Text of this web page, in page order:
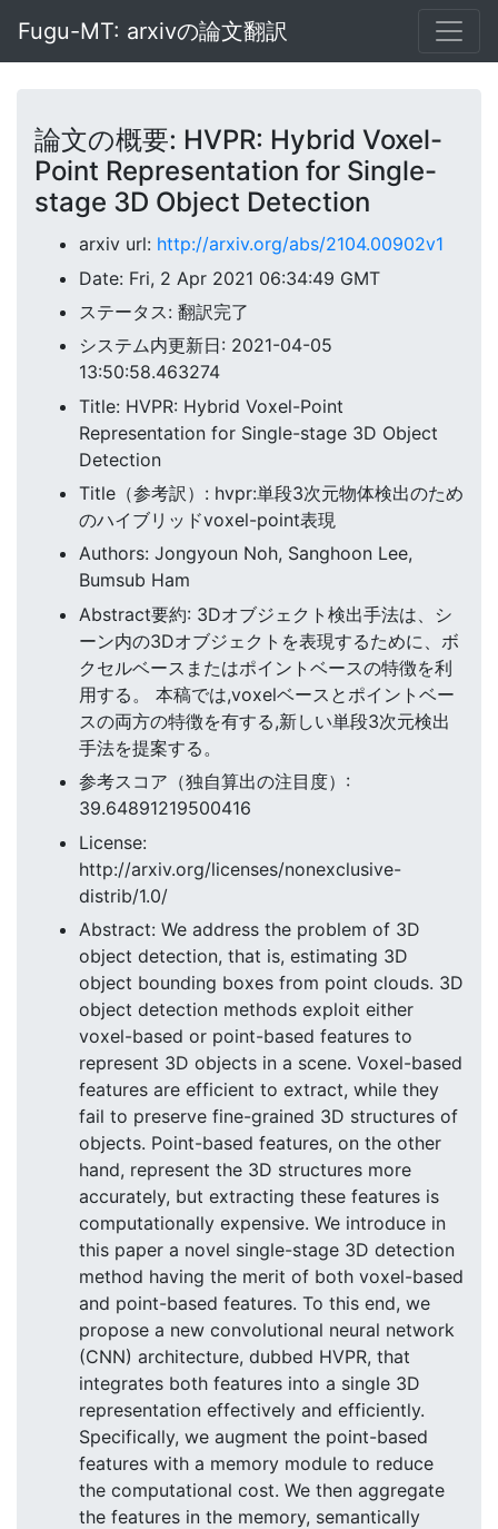
Fugu-MT: arxivの論文翻訳
論文の概要: HVPR: Hybrid Voxel-
Point Representation for Single-
stage 3D Object Detection
arxiv url: http://arxiv.org/abs/2104.00902v1
Date: Fri, 2 Apr 2021 06:34:49 GMT
ステータス: 翻訳完了
システム内更新日: 2021-04-05
13:50:58.463274
Title: HVPR: Hybrid Voxel-Point
Representation for Single-stage 3D Object
Detection
Title（参考訳）: hvpr:単段3次元物体検出のため
のハイブリッドvoxel-point表現
Authors: Jongyoun Noh, Sanghoon Lee,
Bumsub Ham
Abstract要約: 3Dオブジェクト検出手法は、シ
ーン内の3Dオブジェクトを表現するために、ボ
クセルベースまたはポイントベースの特徴を利
用する。 本稿では,voxelベースとポイントベー
スの両方の特徴を有する,新しい単段3次元検出
手法を提案する。
参考スコア（独自算出の注目度）:
39.64891219500416
License:
http://arxiv.org/licenses/nonexclusive-
distrib/1.0/
Abstract: We address the problem of 3D
object detection, that is, estimating 3D
object bounding boxes from point clouds. 3D
object detection methods exploit either
voxel-based or point-based features to
represent 3D objects in a scene. Voxel-based
features are efficient to extract, while they
fail to preserve fine-grained 3D structures of
objects. Point-based features, on the other
hand, represent the 3D structures more
accurately, but extracting these features is
computationally expensive. We introduce in
this paper a novel single-stage 3D detection
method having the merit of both voxel-based
and point-based features. To this end, we
propose a new convolutional neural network
(CNN) architecture, dubbed HVPR, that
integrates both features into a single 3D
representation effectively and efficiently.
Specifically, we augment the point-based
features with a memory module to reduce
the computational cost. We then aggregate
the features in the memory, semantically